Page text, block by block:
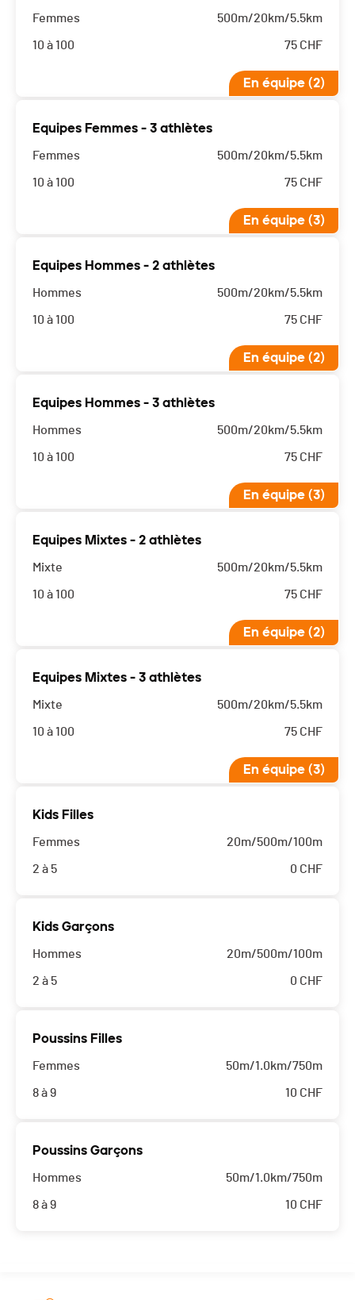
Femmes
10 à 100
500m/20km/5.5km
75 CHF
En équipe (2)
Equipes Femmes - 3 athlètes
Femmes
10 à 100
500m/20km/5.5km
75 CHF
En équipe (3)
Equipes Hommes - 2 athlètes
Hommes
10 à 100
500m/20km/5.5km
75 CHF
En équipe (2)
Equipes Hommes - 3 athlètes
Hommes
10 à 100
500m/20km/5.5km
75 CHF
En équipe (3)
Equipes Mixtes - 2 athlètes
Mixte
10 à 100
500m/20km/5.5km
75 CHF
En équipe (2)
Equipes Mixtes - 3 athlètes
Mixte
10 à 100
500m/20km/5.5km
75 CHF
En équipe (3)
Kids Filles
Femmes
2 à 5
20m/500m/100m
0 CHF
Kids Garçons
Hommes
2 à 5
20m/500m/100m
0 CHF
Poussins Filles
Femmes
8 à 9
50m/1.0km/750m
10 CHF
Poussins Garçons
Hommes
8 à 9
50m/1.0km/750m
10 CHF